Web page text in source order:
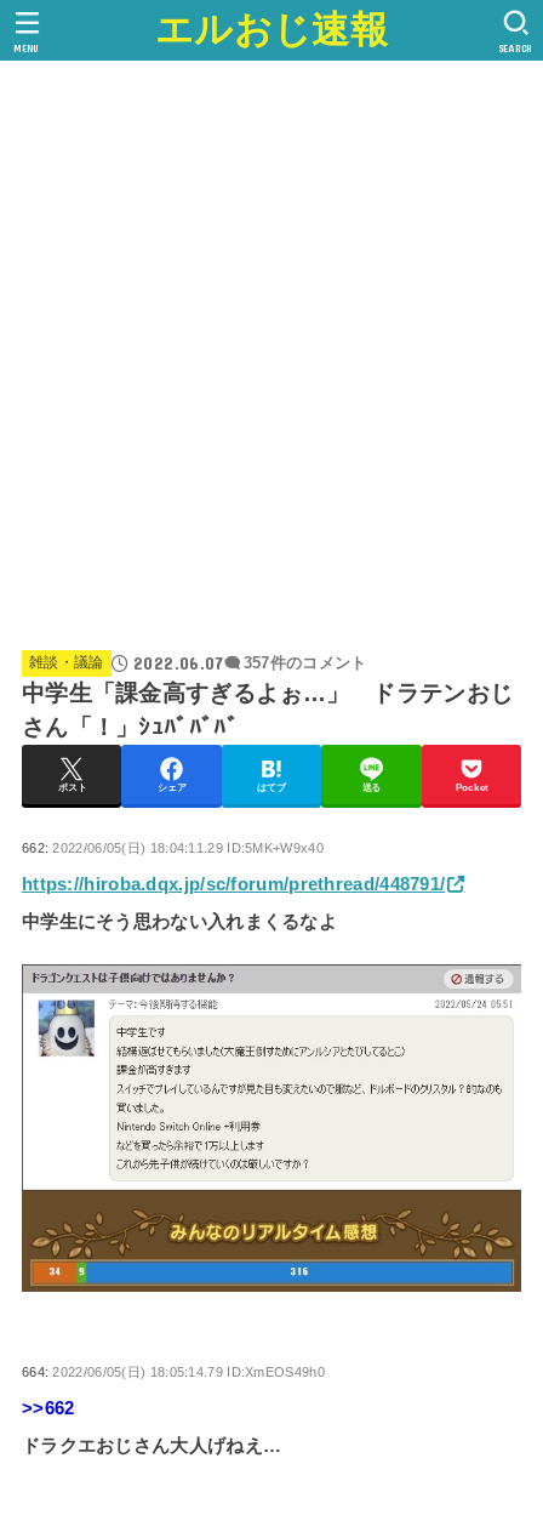
エルおじ速報 SEARCH
MENU
雑談・議論 2022.06.07 357件のコメント
中学生「課金高すぎるよぉ…」 ドラテンおじ
さん「！」ｼｭﾊﾞﾊﾞﾊﾞ
ポスト シェア はてブ 送る Pocket
662:2022/06/05(日) 18:04:11.29 ID:5MK+W9x40
https://hiroba.dqx.jp/sc/forum/prethread/448791/
中学生にそう思わない入れまくるなよ
664:2022/06/05(日) 18:05:14.79 ID:XmEOS49h0
>>662
ドラクエおじさん大人げねえ…